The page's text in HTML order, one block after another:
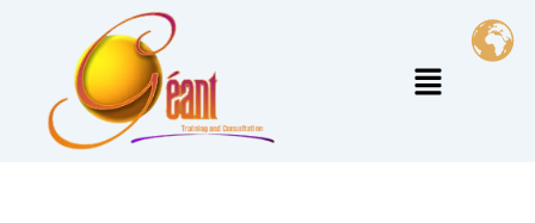
تخطي
المحتوى
القائمة